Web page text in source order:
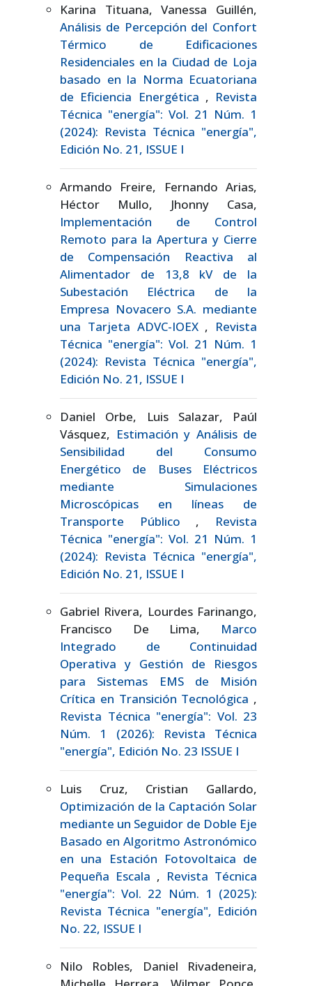
Karina Tituana, Vanessa Guillén,
Análisis de Percepción del Confort
Térmico de Edificaciones
Residenciales en la Ciudad de Loja
basado en la Norma Ecuatoriana
de Eficiencia Energética , Revista
Técnica "energía": Vol. 21 Núm. 1
(2024): Revista Técnica "energía",
Edición No. 21, ISSUE I
Armando Freire, Fernando Arias,
Héctor Mullo, Jhonny Casa,
Implementación de Control
Remoto para la Apertura y Cierre
de Compensación Reactiva al
Alimentador de 13,8 kV de la
Subestación Eléctrica de la
Empresa Novacero S.A. mediante
una Tarjeta ADVC-IOEX , Revista
Técnica "energía": Vol. 21 Núm. 1
(2024): Revista Técnica "energía",
Edición No. 21, ISSUE I
Daniel Orbe, Luis Salazar, Paúl
Vásquez, Estimación y Análisis de
Sensibilidad del Consumo
Energético de Buses Eléctricos
mediante Simulaciones
Microscópicas en líneas de
Transporte Público , Revista
Técnica "energía": Vol. 21 Núm. 1
(2024): Revista Técnica "energía",
Edición No. 21, ISSUE I
Gabriel Rivera, Lourdes Farinango,
Francisco De Lima, Marco
Integrado de Continuidad
Operativa y Gestión de Riesgos
para Sistemas EMS de Misión
Crítica en Transición Tecnológica ,
Revista Técnica "energía": Vol. 23
Núm. 1 (2026): Revista Técnica
"energía", Edición No. 23 ISSUE I
Luis Cruz, Cristian Gallardo,
Optimización de la Captación Solar
mediante un Seguidor de Doble Eje
Basado en Algoritmo Astronómico
en una Estación Fotovoltaica de
Pequeña Escala , Revista Técnica
"energía": Vol. 22 Núm. 1 (2025):
Revista Técnica "energía", Edición
No. 22, ISSUE I
Nilo Robles, Daniel Rivadeneira,